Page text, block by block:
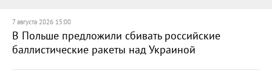
7 августа 2026 15:00
В Польше предложили сбивать российские
баллистические ракеты над Украиной